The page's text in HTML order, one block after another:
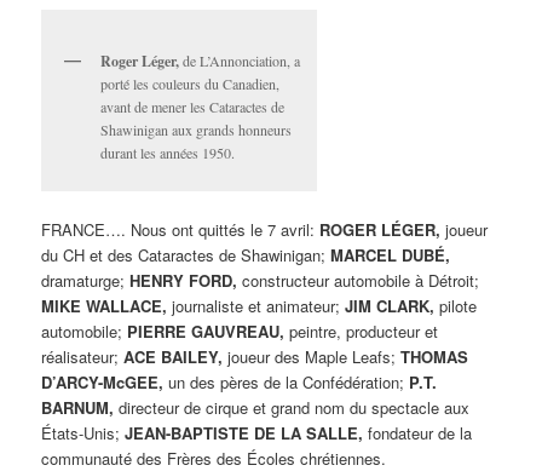
Roger Léger,de L’Annonciation, a
porté les couleurs du Canadien,
avant de mener les Cataractes de
Shawinigan aux grands honneurs
durant les années 1950.
FRANCE…. Nous ont quittés le 7 avril: ROGER LÉGER, joueur
du CH et des Cataractes de Shawinigan;MARCEL DUBÉ,
dramaturge;HENRY FORD, constructeur automobile à Détroit;
MIKE WALLACE, journaliste et animateur;JIM CLARK, pilote
automobile; PIERRE GAUVREAU, peintre, producteur et
réalisateur;ACE BAILEY, joueur des Maple Leafs;THOMAS
D’ARCY-McGEE, un des pères de la Confédération; P.T.
BARNUM, directeur de cirque et grand nom du spectacle aux
États-Unis;JEAN-BAPTISTE DE LA SALLE, fondateur de la
communauté des Frères des Écoles chrétiennes.